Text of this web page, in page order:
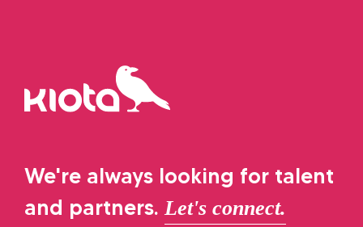
We're always looking for talent
and partners. Let's connect.